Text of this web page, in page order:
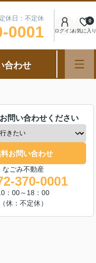
休日：不定休
0001 ログインお気に入り
0
合わせ
問い合わせください
お問い合わせ
なごみ不動産
370-0001
：00～18：00
（休：不定休）